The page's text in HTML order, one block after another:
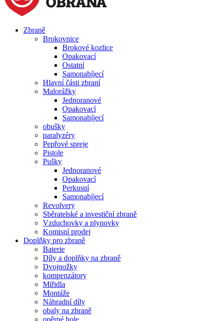
Zbraně
Brokovnice
Brokové kozlice
Opakovací
Ostatní
Samonabíjecí
Hlavní části zbraní
Malorážky
Jednoranové
Opakovací
Samonabíjecí
obušky
paralyzéry
Pepřové spreje
Pistole
Pušky
Jednoranové
Opakovací
Perkusní
Samonabíjecí
Revolvery
Sběratelské a investiční zbraně
Vzduchovky a plynovky
Komisní prodej
Doplňky pro zbraně
Baterie
Díly a doplňky na zbraně
Dvojnožky
kompenzátory
Miřidla
Montáže
Náhradní díly
obaly na zbraně
opěrné hole